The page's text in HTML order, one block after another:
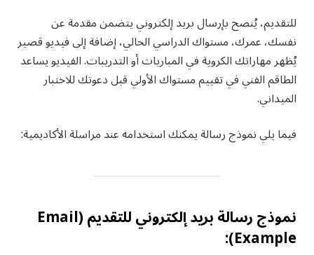
للتقديم، يُنصح بإرسال بريد إلكتروني يتضمن مقدمة عن
نفسك، عمرك، مستواك الدراسي الحالي، إضافة إلى فيديو قصير
يُظهر مهاراتك الكروية في المباريات أو التدريبات. الفيديو يساعد
الطاقم الفني في تقييم مستواك الأولي قبل دعوتك للاختبار
الميداني.
فيما يلي نموذج رسالة يمكنك استخدامه عند مراسلة الأكاديمية:
نموذج رسالة بريد إلكتروني للتقديم (Email
Example):